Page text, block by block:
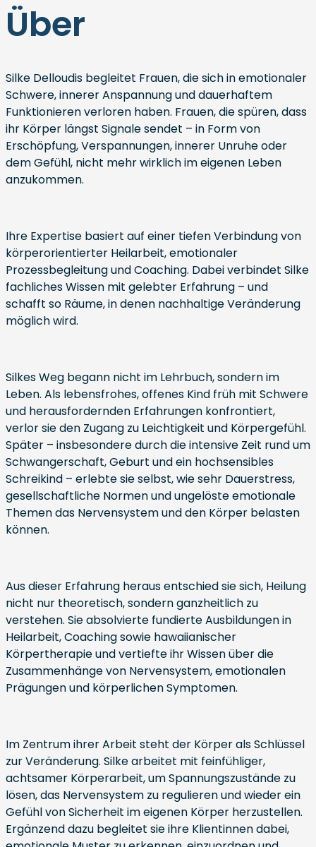
Über
Silke Delloudis begleitet Frauen, die sich in emotionaler
Schwere, innerer Anspannung und dauerhaftem
Funktionieren verloren haben. Frauen, die spüren, dass
ihr Körper längst Signale sendet – in Form von
Erschöpfung, Verspannungen, innerer Unruhe oder
dem Gefühl, nicht mehr wirklich im eigenen Leben
anzukommen.
Ihre Expertise basiert auf einer tiefen Verbindung von
körperorientierter Heilarbeit, emotionaler
Prozessbegleitung und Coaching. Dabei verbindet Silke
fachliches Wissen mit gelebter Erfahrung – und
schafft so Räume, in denen nachhaltige Veränderung
möglich wird.
Silkes Weg begann nicht im Lehrbuch, sondern im
Leben. Als lebensfrohes, offenes Kind früh mit Schwere
und herausfordernden Erfahrungen konfrontiert,
verlor sie den Zugang zu Leichtigkeit und Körpergefühl.
Später – insbesondere durch die intensive Zeit rund um
Schwangerschaft, Geburt und ein hochsensibles
Schreikind – erlebte sie selbst, wie sehr Dauerstress,
gesellschaftliche Normen und ungelöste emotionale
Themen das Nervensystem und den Körper belasten
können.
Aus dieser Erfahrung heraus entschied sie sich, Heilung
nicht nur theoretisch, sondern ganzheitlich zu
verstehen. Sie absolvierte fundierte Ausbildungen in
Heilarbeit, Coaching sowie hawaiianischer
Körpertherapie und vertiefte ihr Wissen über die
Zusammenhänge von Nervensystem, emotionalen
Prägungen und körperlichen Symptomen.
Im Zentrum ihrer Arbeit steht der Körper als Schlüssel
zur Veränderung. Silke arbeitet mit feinfühliger,
achtsamer Körperarbeit, um Spannungszustände zu
lösen, das Nervensystem zu regulieren und wieder ein
Gefühl von Sicherheit im eigenen Körper herzustellen.
Ergänzend dazu begleitet sie ihre Klientinnen dabei,